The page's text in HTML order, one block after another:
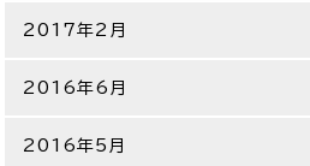
2017年2月
2016年6月
2016年5月